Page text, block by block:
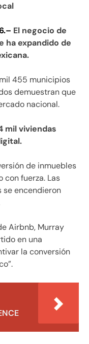
El negocio de
ha expandido de
455 municipios
demuestran que
nacional.
mil viviendas
de inmuebles
con fuerza. Las
se encendieron
Airbnb, Murray
en una
la conversión